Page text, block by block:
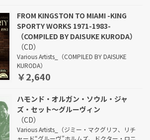
FROM KINGSTON TO MIAMI -KING
SPORTY WORKS 1971-1983-
（COMPILED BY DAISUKE KURODA）
（CD）
Various Artists_（COMPILED BY DAISUKE
KURODA）
￥2,640
ハモンド・オルガン・ソウル・ジャ
ズ・セット～グルーヴィン
（CD）
Various Artists_（ジミー・マクグリフ、リチ
ャード“グルーヴ”ホルムズ、ドクター・ロニ